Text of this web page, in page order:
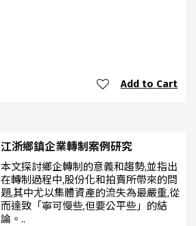
Add to Cart
江浙鄉鎮企業轉制案例研究
本文探討鄉企轉制的意義和趨勢,並指出
在轉制過程中,股份化和拍賣所帶來的問
題,其中尤以集體資產的流失為最嚴重,從
而達致「寧可慢些,但要公平些」的結
論。..